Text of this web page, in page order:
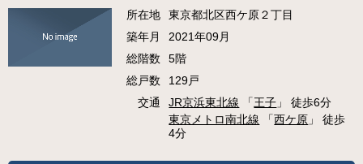
所在地
東京都北区西ケ原２丁目
築年月
2021年09月
総階数
5階
総戸数
129戸
交通
JR京浜東北線 「王子 」 徒歩6分
東京メトロ南北線 「西ケ原 」 徒歩
4分